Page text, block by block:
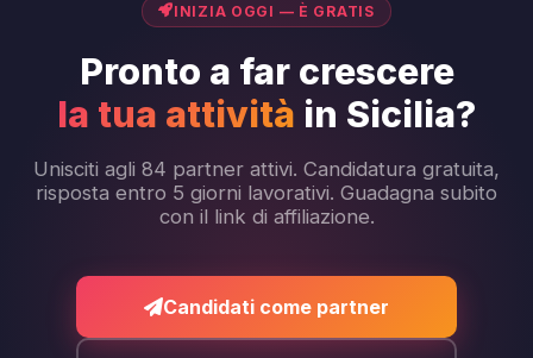
INIZIA OGGI — È GRATIS
Pronto a far crescere
la tua attività in Sicilia?
Unisciti agli 84 partner attivi. Candidatura gratuita,
risposta entro 5 giorni lavorativi. Guadagna subito
con il link di affiliazione.
Candidati come partner